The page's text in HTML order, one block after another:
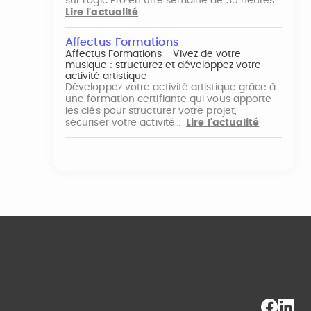
Lire l'actualité
Affectus Formations
Affectus Formations - Vivez de votre
musique : structurez et développez votre
activité artistique
Développez votre activité artistique grâce à
une formation certifiante qui vous apporte
les clés pour structurer votre projet,
sécuriser votre activité…
Lire l'actualité